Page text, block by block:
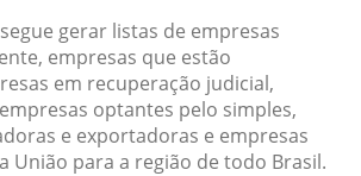
gerar listas de empresas
empresas que estão
em recuperação judicial,
optantes pelo simples,
e exportadoras e empresas
União para a região de todo Brasil.